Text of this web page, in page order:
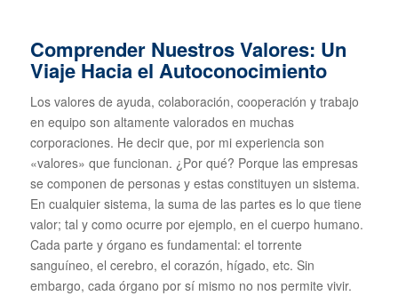
Comprender Nuestros Valores: Un
Viaje Hacia el Autoconocimiento
Los valores de ayuda, colaboración, cooperación y trabajo
en equipo son altamente valorados en muchas
corporaciones. He decir que, por mi experiencia son
«valores» que funcionan. ¿Por qué? Porque las empresas
se componen de personas y estas constituyen un sistema.
En cualquier sistema, la suma de las partes es lo que tiene
valor; tal y como ocurre por ejemplo, en el cuerpo humano.
Cada parte y órgano es fundamental: el torrente
sanguíneo, el cerebro, el corazón, hígado, etc. Sin
embargo, cada órgano por sí mismo no nos permite vivir.